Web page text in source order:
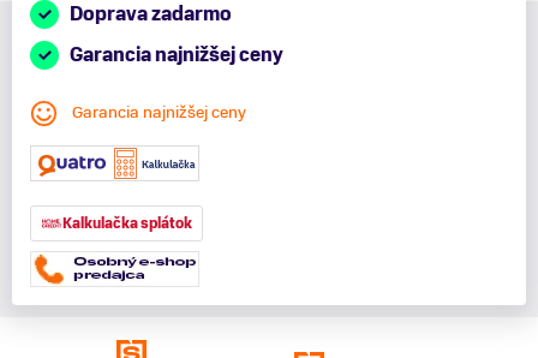
Doprava zadarmo
Garancia najnižšej ceny
Garancia najnižšej ceny
Kalkulačka splátok